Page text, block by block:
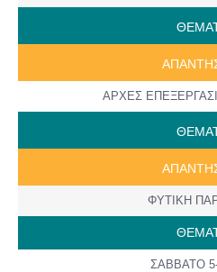
ΑΡΧΕΣ
ΦΥΤΙΚΗ
ΣΑΒΒΑΤΟ 5-